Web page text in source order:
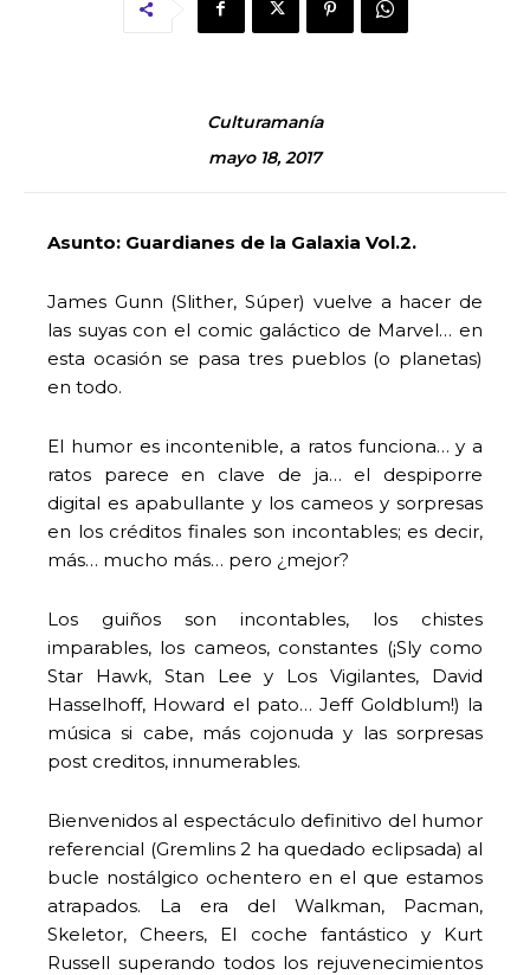
Culturamanía
mayo 18, 2017
Asunto: Guardianes de la Galaxia Vol.2.
James Gunn (Slither, Súper) vuelve a hacer de
las suyas con el comic galáctico de Marvel… en
esta ocasión se pasa tres pueblos (o planetas)
en todo.
El humor es incontenible, a ratos funciona… y a
ratos parece en clave de ja… el despiporre
digital es apabullante y los cameos y sorpresas
en los créditos finales son incontables; es decir,
más… mucho más… pero ¿mejor?
Los guiños son incontables, los chistes
imparables, los cameos, constantes (¡Sly como
Star Hawk, Stan Lee y Los Vigilantes, David
Hasselhoff, Howard el pato… Jeff Goldblum!) la
música si cabe, más cojonuda y las sorpresas
post creditos, innumerables.
Bienvenidos al espectáculo definitivo del humor
referencial (Gremlins 2 ha quedado eclipsada) al
bucle nostálgico ochentero en el que estamos
atrapados. La era del Walkman, Pacman,
Skeletor, Cheers, El coche fantástico y Kurt
Russell superando todos los rejuvenecimientos